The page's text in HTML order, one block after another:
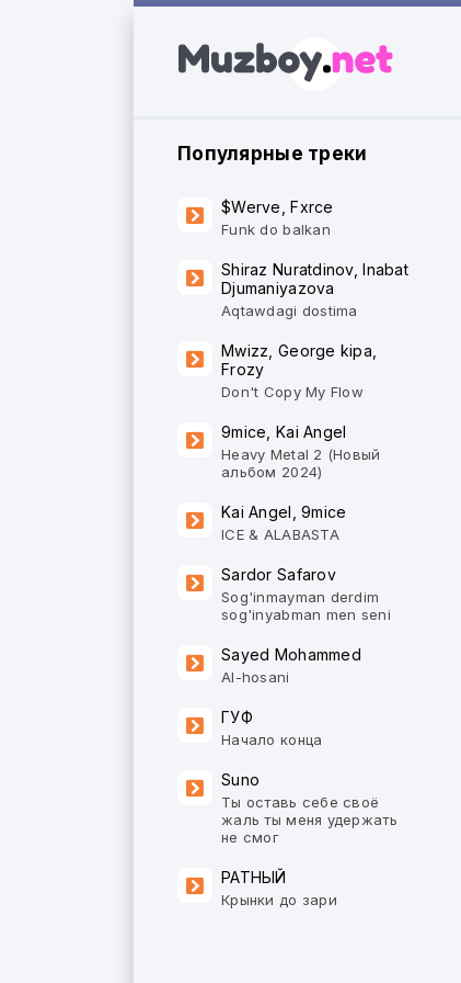
Популярные треки
$Werve, Fxrce
Funk do balkan
Shiraz Nuratdinov, Inabat
Djumaniyazova
Aqtawdagi dostima
Mwizz, George kipa,
Frozy
Don't Copy My Flow
9mice, Kai Angel
Heavy Metal 2 (Новый
альбом 2024)
Kai Angel, 9mice
ICE & ALABASTA
Sardor Safarov
Sog'inmayman derdim
sog'inyabman men seni
Sayed Mohammed
Al-hosani
ГУФ
Начало конца
Suno
Ты оставь себе своё
жаль ты меня удержать
не смог
РАТНЫЙ
Крынки до зари